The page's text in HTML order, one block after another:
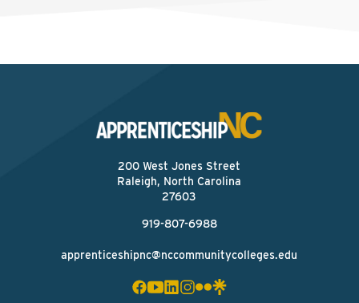
200 West Jones Street
Raleigh, North Carolina
27603
919-807-6988
apprenticeshipnc@nccommunitycolleges.edu